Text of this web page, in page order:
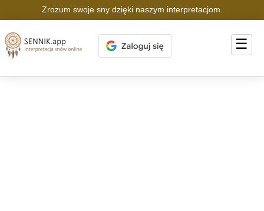
Zrozum swoje sny dzięki naszym interpretacjom.
☰